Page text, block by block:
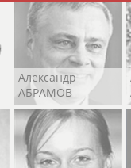
Александр
АБРАМОВ